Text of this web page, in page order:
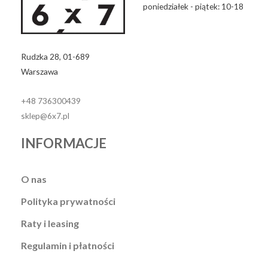
Rudzka 28, 01-689
Warszawa
+48 736300439
sklep@6x7.pl
poniedziałek - piątek: 10-18
INFORMACJE
O nas
Polityka prywatności
Raty i leasing
Regulamin i płatności